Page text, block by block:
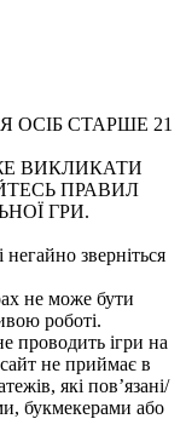
ОСІБ СТАРШЕ 21
ВИКЛИКАТИ
ПРАВИЛ
ГРИ.
зверніться
не може бути
роботі.
проводить ігри на
сайт не приймає в
які пов’язані/
букмекерами або